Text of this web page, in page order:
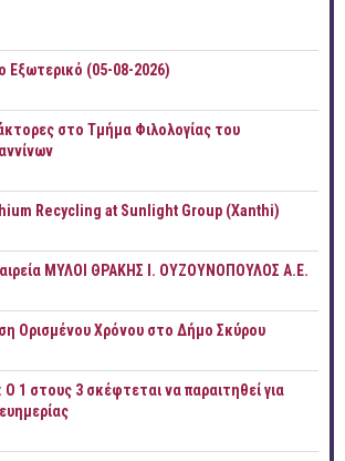
Εξωτερικό (05-08-2026)
στο Τμήμα Φιλολογίας του
Recycling at Sunlight Group (Xanthi)
ΜΥΛΟΙ ΘΡΑΚΗΣ Ι. ΟΥΖΟΥΝΟΠΟΥΛΟΣ Α.Ε.
Ορισμένου Χρόνου στο Δήμο Σκύρου
Ο 1 στους 3 σκέφτεται να παραιτηθεί για